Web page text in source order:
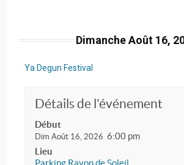
Dimanche Août 16,
Ya Degun Festival
Détails de l'événement
Début
Dim Août 16, 2026 6:00 pm
Lieu